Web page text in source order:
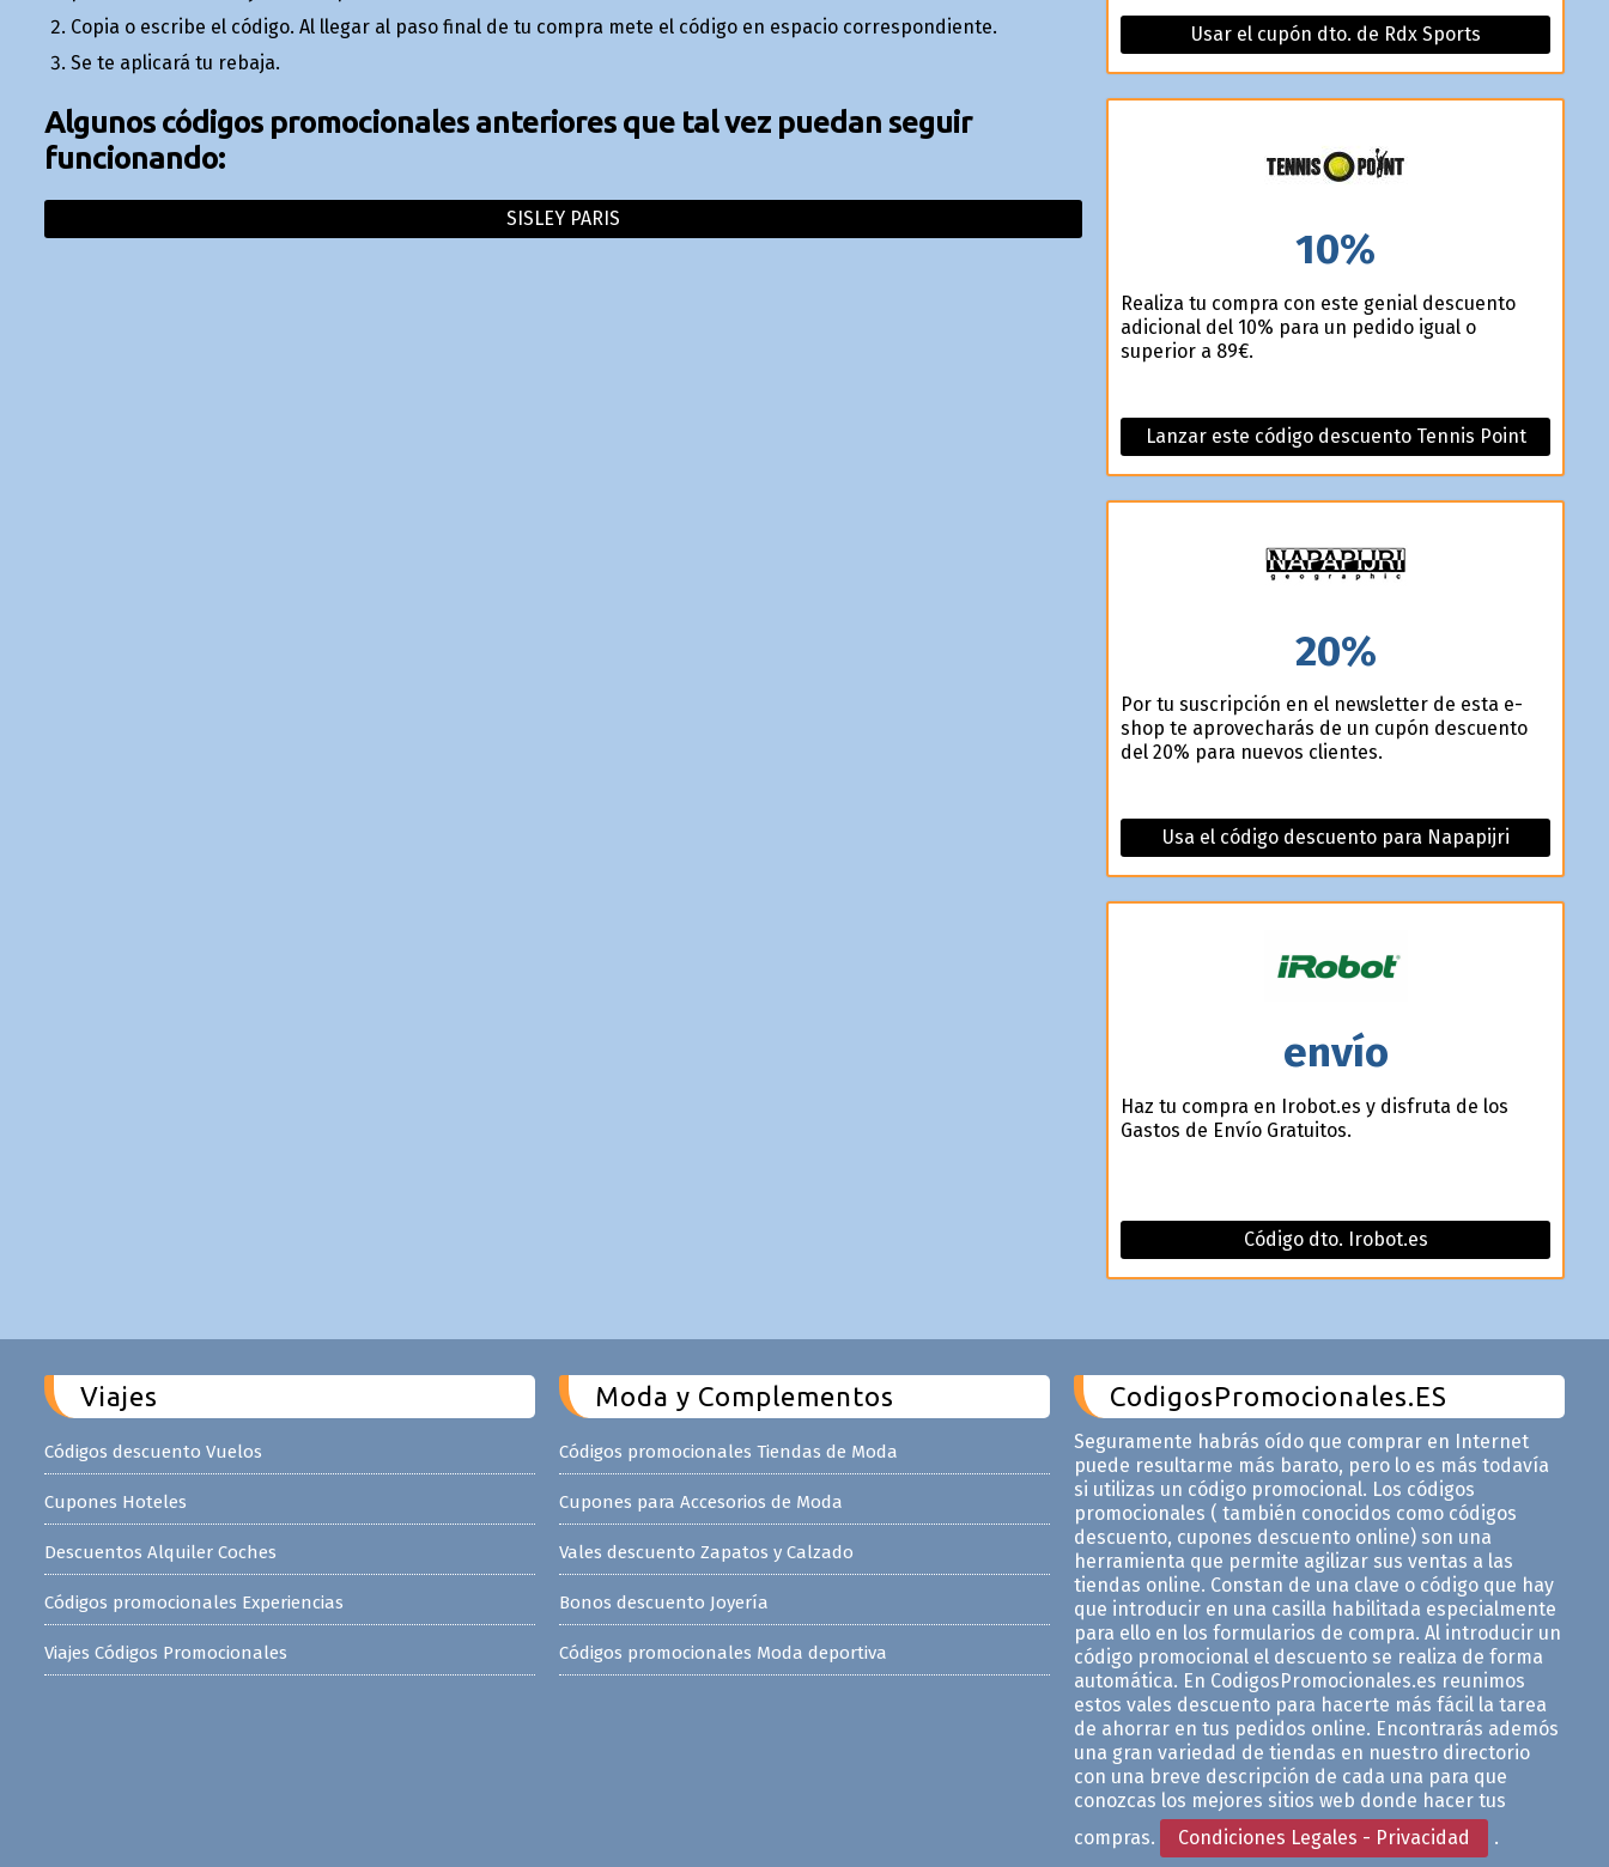
Copia o escribe el código. Al llegar al paso final de tu compra mete el código en espacio correspondiente.
Se te aplicará tu rebaja.
Algunos códigos promocionales anteriores que tal vez puedan seguir
funcionando:
SISLEY PARIS
Usar el cupón dto. de Rdx Sports
10%
Realiza tu compra con este genial descuento
adicional del 10% para un pedido igual o
superior a 89€.
Lanzar este código descuento Tennis Point
20%
Por tu suscripción en el newsletter de esta e-
shop te aprovecharás de un cupón descuento
del 20% para nuevos clientes.
Usa el código descuento para Napapijri
envío
Haz tu compra en Irobot.es y disfruta de los
Gastos de Envío Gratuitos.
Código dto. Irobot.es
Viajes
Códigos descuento Vuelos
Cupones Hoteles
Descuentos Alquiler Coches
Códigos promocionales Experiencias
Viajes Códigos Promocionales
Moda y Complementos
Códigos promocionales Tiendas de Moda
Cupones para Accesorios de Moda
Vales descuento Zapatos y Calzado
Bonos descuento Joyería
Códigos promocionales Moda deportiva
CodigosPromocionales.ES
Seguramente habrás oído que comprar en Internet
puede resultarme más barato, pero lo es más todavía
si utilizas un código promocional. Los códigos
promocionales ( también conocidos como códigos
descuento, cupones descuento online) son una
herramienta que permite agilizar sus ventas a las
tiendas online. Constan de una clave o código que hay
que introducir en una casilla habilitada especialmente
para ello en los formularios de compra. Al introducir un
código promocional el descuento se realiza de forma
automática. En CodigosPromocionales.es reunimos
estos vales descuento para hacerte más fácil la tarea
de ahorrar en tus pedidos online. Encontrarás ademós
una gran variedad de tiendas en nuestro directorio
con una breve descripción de cada una para que
conozcas los mejores sitios web donde hacer tus
compras.
Condiciones Legales - Privacidad .